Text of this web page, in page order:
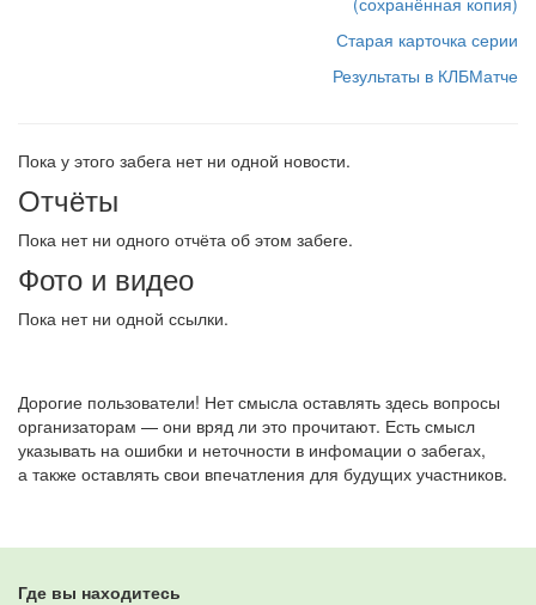
Старая карточка серии
Результаты в КЛБМатче
Пока у этого забега нет ни одной новости.
Отчёты
Пока нет ни одного отчёта об этом забеге.
Фото и видео
Пока нет ни одной ссылки.
Дорогие пользователи! Нет смысла оставлять здесь вопросы
организаторам — они вряд ли это прочитают. Есть смысл
указывать на ошибки и неточности в инфомации о забегах,
а также оставлять свои впечатления для будущих участников.
Где вы находитесь